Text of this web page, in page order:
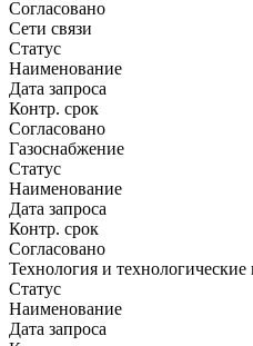
Согласовано
Сети связи
Статус
Наименование
Дата запроса
Контр. срок
Согласовано
Газоснабжение
Статус
Наименование
Дата запроса
Контр. срок
Согласовано
Технология и
Статус
Наименование
Дата запроса